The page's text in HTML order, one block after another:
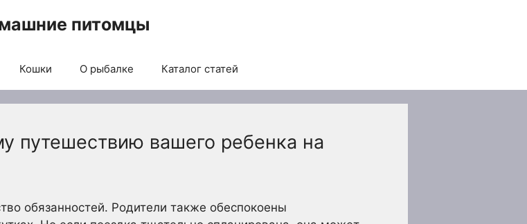
питомцы
Кошки О рыбалке Каталог статей
путешествию вашего ребенка на
обязанностей. Родители также обеспокоены